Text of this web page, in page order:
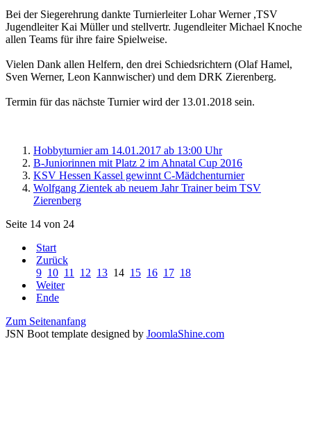
Bei der Siegerehrung dankte Turnierleiter Lohar Werner ,TSV
Jugendleiter Kai Müller und stellvertr. Jugendleiter Michael Knoche
allen Teams für ihre faire Spielweise.
Vielen Dank allen Helfern, den drei Schiedsrichtern (Olaf Hamel,
Sven Werner, Leon Kannwischer) und dem DRK Zierenberg.
Termin für das nächste Turnier wird der 13.01.2018 sein.
Hobbyturnier am 14.01.2017 ab 13:00 Uhr
B-Juniorinnen mit Platz 2 im Ahnatal Cup 2016
KSV Hessen Kassel gewinnt C-Mädchenturnier
Wolfgang Zientek ab neuem Jahr Trainer beim TSV
Zierenberg
Seite 14 von 24
Start
Zurück
9 10 11 12 13 14 15 16 17 18
Weiter
Ende
Zum Seitenanfang
JSN Boot template designed by JoomlaShine.com